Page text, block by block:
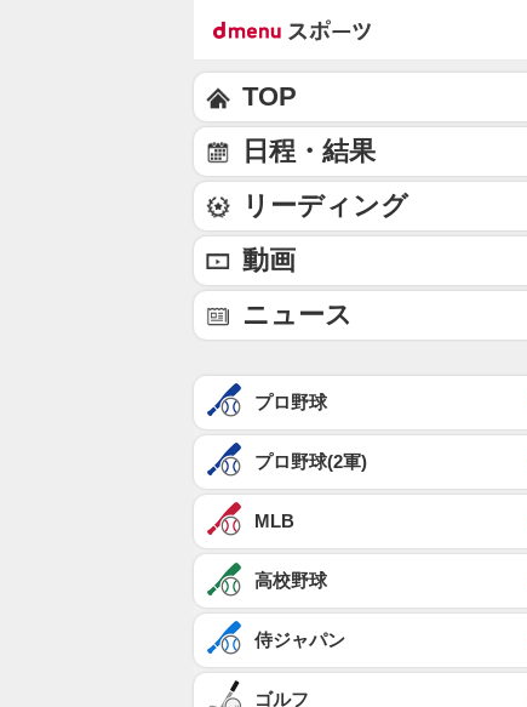
TOP
日程・結果
リーディング
動画
ニュース
プロ野球
プロ野球(2軍)
MLB
高校野球
侍ジャパン
ゴルフ